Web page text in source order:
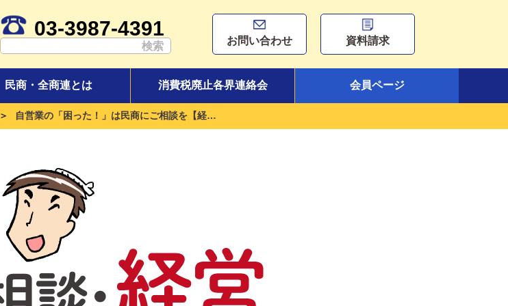
03-3987-4391
お問い合わせ 資料請求
民商・全商連とは 消費税廃止各界連絡会 会員ページ
＞ 自営業の「困った！」は民商にご相談を【経営の相談】売上アップをはかりたい！